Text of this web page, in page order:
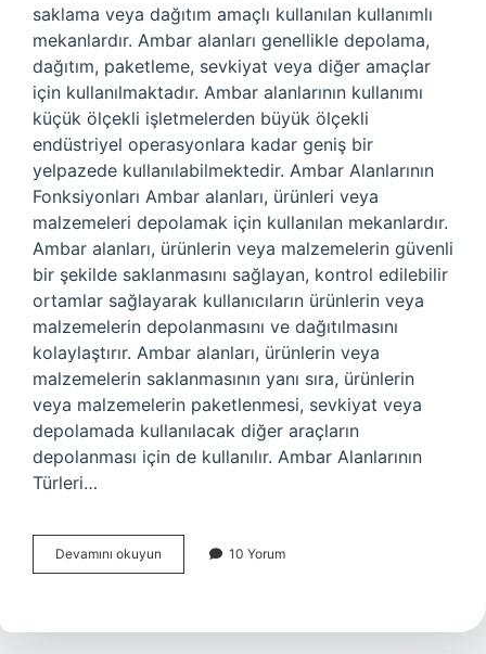
saklama veya dağıtım amaçlı kullanılan kullanımlı
mekanlardır. Ambar alanları genellikle depolama,
dağıtım, paketleme, sevkiyat veya diğer amaçlar
için kullanılmaktadır. Ambar alanlarının kullanımı
küçük ölçekli işletmelerden büyük ölçekli
endüstriyel operasyonlara kadar geniş bir
yelpazede kullanılabilmektedir. Ambar Alanlarının
Fonksiyonları Ambar alanları, ürünleri veya
malzemeleri depolamak için kullanılan mekanlardır.
Ambar alanları, ürünlerin veya malzemelerin güvenli
bir şekilde saklanmasını sağlayan, kontrol edilebilir
ortamlar sağlayarak kullanıcıların ürünlerin veya
malzemelerin depolanmasını ve dağıtılmasını
kolaylaştırır. Ambar alanları, ürünlerin veya
malzemelerin saklanmasının yanı sıra, ürünlerin
veya malzemelerin paketlenmesi, sevkiyat veya
depolamada kullanılacak diğer araçların
depolanması için de kullanılır. Ambar Alanlarının
Türleri…
Devamını okuyun
alanı
10 Yorum